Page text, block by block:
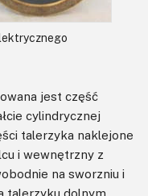
jest część
cylindrycznej
talerzyka naklejone
i wewnętrzny z
na sworzniu i
talerzyku dolnym.